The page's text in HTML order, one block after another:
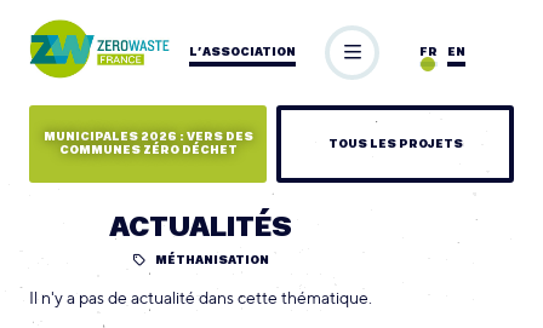
L’ASSOCIATION EN
FR
MUNICIPALES 2026 : VERS DES
COMMUNES ZÉRO DÉCHET
TOUS LES PROJETS
ACTUALITÉS
MÉTHANISATION
Il n'y a pas de actualité dans cette thématique.